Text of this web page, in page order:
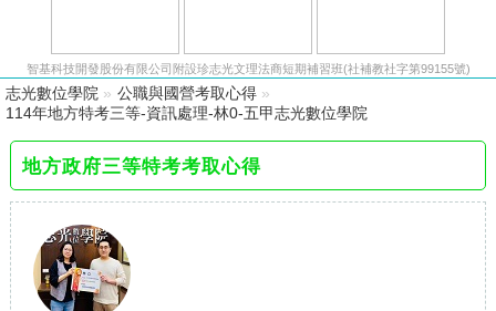
智基科技開發股份有限公司附設珍志光文理法商短期補習班(社補教社字第99155號)
志光數位學院 » 公職與國營考取心得 »
114年地方特考三等-資訊處理-林0-五甲志光數位學院
地方政府三等特考考取心得